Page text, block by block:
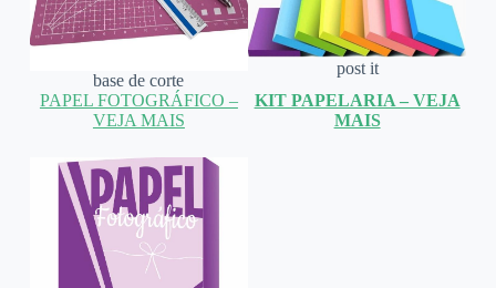
base de corte
post it
PAPEL FOTOGRÁFICO –
VEJA MAIS
KIT PAPELARIA – VEJA
MAIS